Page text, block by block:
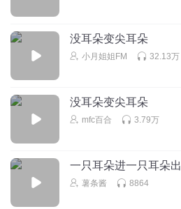
没耳朵变尖耳朵
小月姐姐FM 32.13万
没耳朵变尖耳朵
mfc百合 3.79万
一只耳朵进一只耳朵出
薯条酱 8864